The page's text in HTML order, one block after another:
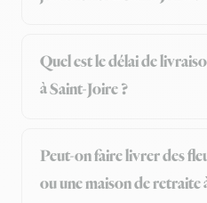
Quel est le délai de
à Saint-Joire ?
Peut-on faire livrer des
ou une maison de retraite